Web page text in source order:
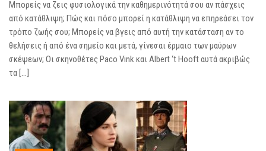
Μπορείς να ζεις φυσιολογικά την καθημερινότητά σου αν πάσχεις
από κατάθλιψη; Πώς και πόσο μπορεί η κατάθλιψη να επηρεάσει τον
τρόπο ζωής σου; Μπορείς να βγεις από αυτή την κατάσταση αν το
θελήσεις ή από ένα σημείο και μετά, γίνεσαι έρμαιο των μαύρων
σκέψεων; Οι σκηνοθέτες Paco Vink και Albert ‘t Hooft αυτά ακριβώς
τα […]